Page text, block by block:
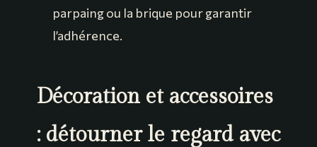
parpaing ou la brique pour garantir
l’adhérence.
Décoration et accessoires
: détourner le regard avec